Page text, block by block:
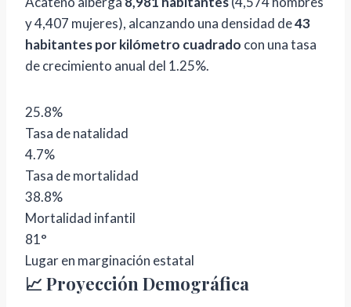
y 4,407 mujeres), alcanzando una densidad de43
habitantes por kilómetro cuadrado con una tasa
de crecimiento anual del 1.25%.
25.8%
Tasa de natalidad
4.7%
Tasa de mortalidad
38.8%
Mortalidad infantil
81°
Lugar en marginación estatal
📈 Proyección Demográfica